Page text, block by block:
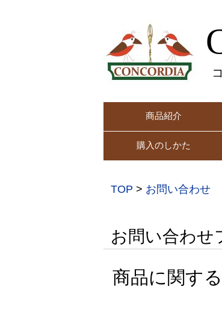
商品紹介
購入のしかた
TOP > お問い合わせ
お問い合わせ
商品に関す